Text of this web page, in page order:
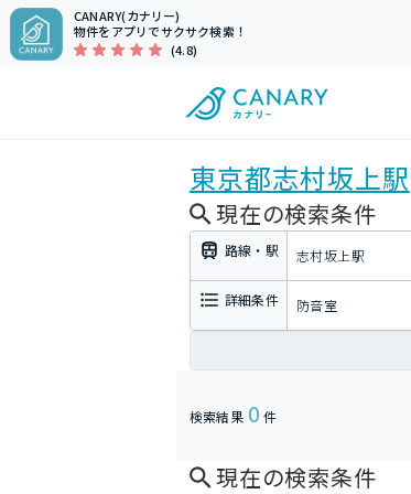
CANARY(カナリー)
物件をアプリでサクサク検索！
(4.8)
東京都志村坂上駅
現在の検索条件
路線・駅 志村坂上駅
詳細条件 防音室
検索結果 0 件
現在の検索条件